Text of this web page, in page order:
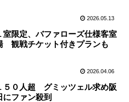
2026.05.13
室限定、バファローズ仕様客室
観戦チケット付きプランも
2026.04.06
５０人超 グミッツェル求め阪
にファン殺到